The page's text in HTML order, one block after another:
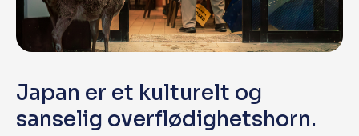
Japan er et kulturelt og
sanselig overflødighetshorn.